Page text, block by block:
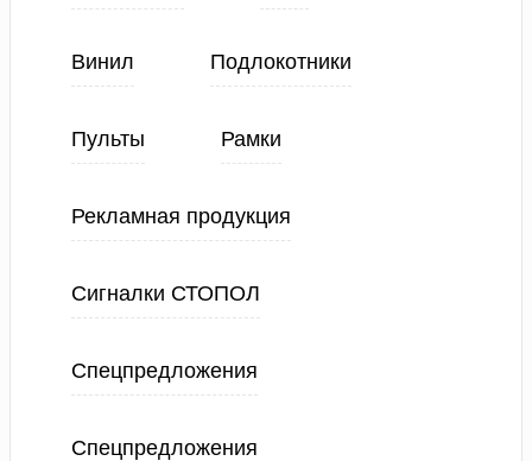
Винил Подлокотники
Пульты Рамки
Рекламная продукция
Сигналки СТОПОЛ
Спецпредложения
Спецпредложения